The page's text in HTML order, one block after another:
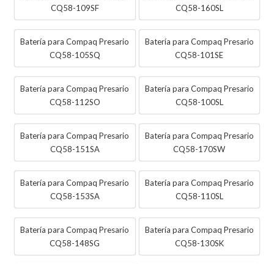
CQ58-109SF
CQ58-160SL
Batería para Compaq Presario
CQ58-105SQ
Batería para Compaq Presario
CQ58-101SE
Batería para Compaq Presario
CQ58-112SO
Batería para Compaq Presario
CQ58-100SL
Batería para Compaq Presario
CQ58-151SA
Batería para Compaq Presario
CQ58-170SW
Batería para Compaq Presario
CQ58-153SA
Batería para Compaq Presario
CQ58-110SL
Batería para Compaq Presario
CQ58-148SG
Batería para Compaq Presario
CQ58-130SK